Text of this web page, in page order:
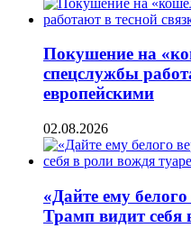
Покушение на
спецслужбы
европейскими
02.08.2026
«Дайте ему
Трамп видит себя